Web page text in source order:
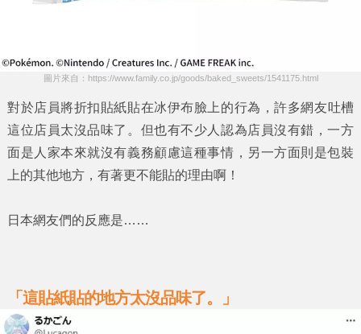
圖片來自：https://www.family.co.jp/goods/baked_sweets/1541175.html
對於店員將折扣貼紙貼在冰伊布臉上的行為，許多網友吐槽
這位店員太沒品味了。但也有不少人認為店員沒有錯，一方
面是人家本來就沒有義務顧慮這種事情，另一方面則是包裝
上的其他地方，有著更不能貼的理由啊！
日本網友們的反應是……
「這貼紙貼的地方太沒品味了。」